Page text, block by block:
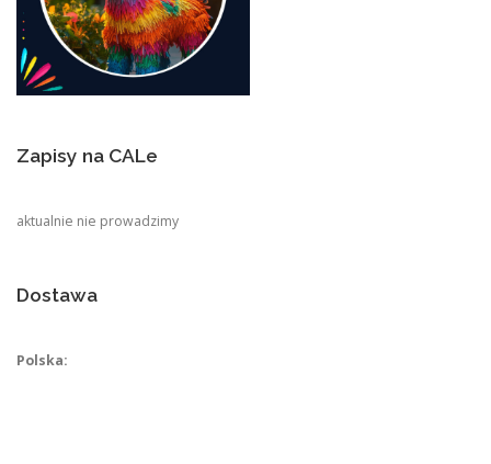
Zapisy na CALe
aktualnie nie prowadzimy
Dostawa
Polska: